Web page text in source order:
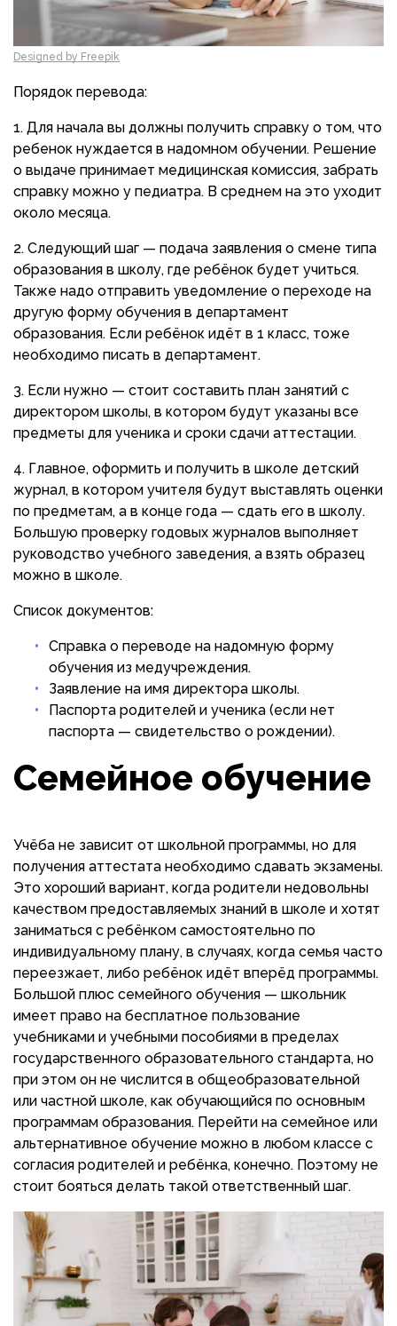
Designed by Freepik
Порядок перевода:
Для начала вы должны получить справку о том, что
ребенок нуждается в надомном обучении. Решение
о выдаче принимает медицинская комиссия, забрать
справку можно у педиатра. В среднем на это уходит
около месяца.
Следующий шаг — подача заявления о смене типа
образования в школу, где ребёнок будет учиться.
Также надо отправить уведомление о переходе на
другую форму обучения в департамент
образования. Если ребёнок идёт в 1 класс, тоже
необходимо писать в департамент.
Если нужно — стоит составить план занятий с
директором школы, в котором будут указаны все
предметы для ученика и сроки сдачи аттестации.
Главное, оформить и получить в школе детский
журнал, в котором учителя будут выставлять оценки
по предметам, а в конце года — сдать его в школу.
Большую проверку годовых журналов выполняет
руководство учебного заведения, а взять образец
можно в школе.
Список документов:
Справка о переводе на надомную форму
обучения из медучреждения.
Заявление на имя директора школы.
Паспорта родителей и ученика (если нет
паспорта — свидетельство о рождении).
Семейное обучение
Учёба не зависит от школьной программы, но для
получения аттестата необходимо сдавать экзамены.
Это хороший вариант, когда родители недовольны
качеством предоставляемых знаний в школе и хотят
заниматься с ребёнком самостоятельно по
индивидуальному плану, в случаях, когда семья часто
переезжает, либо ребёнок идёт вперёд программы.
Большой плюс семейного обучения — школьник
имеет право на бесплатное пользование
учебниками и учебными пособиями в пределах
государственного образовательного стандарта, но
при этом он не числится в общеобразовательной
или частной школе, как обучающийся по основным
программам образования. Перейти на семейное или
альтернативное обучение можно в любом классе с
согласия родителей и ребёнка, конечно. Поэтому не
стоит бояться делать такой ответственный шаг.